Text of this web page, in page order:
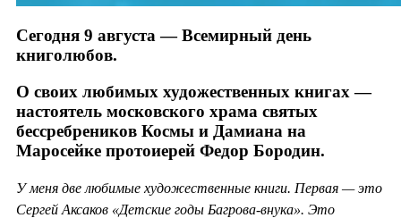
Сегодня 9 августа — Всемирный день
книголюбов.
О своих любимых художественных книгах —
настоятель московского храма святых
бессребреников Космы и Дамиана на
Маросейке протоиерей Федор Бородин.
У меня две любимые художественные книги. Первая — это
Сергей Аксаков «Детские годы Багрова-внука». Это